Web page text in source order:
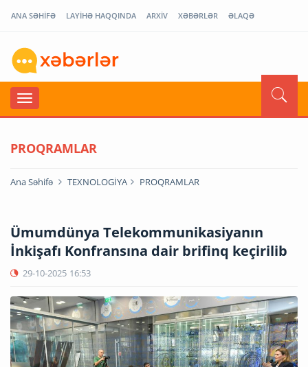
ANA SƏHİFƏ LAYİHƏ HAQQINDA ARXİV XƏBƏRLƏR ƏLAQƏ
PROQRAMLAR
Ana Səhifə TEXNOLOGİYA PROQRAMLAR
Ümumdünya Telekommunikasiyanın
İnkişafı Konfransına dair brifinq keçirilib
29-10-2025 16:53